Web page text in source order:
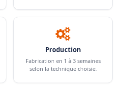
Production
Fabrication en 1 à 3 semaines
selon la technique choisie.